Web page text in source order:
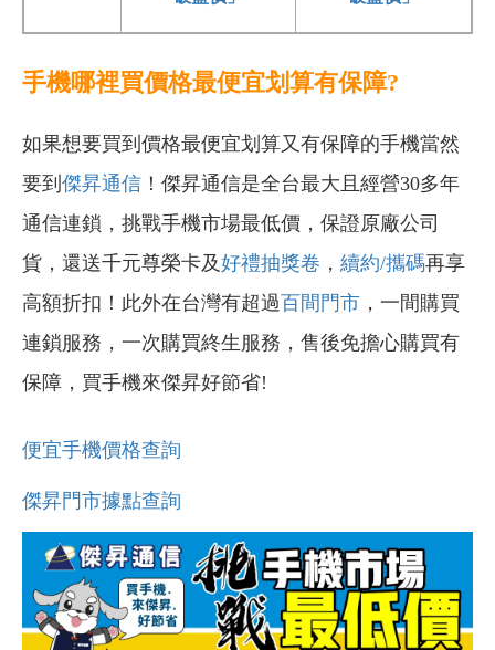
手機哪裡買價格最便宜划算有保障?
如果想要買到價格最便宜划算又有保障的手機當然
要到 傑昇通信 ！傑昇通信是全台最大且經營30多年
通信連鎖，挑戰手機市場最低價，保證原廠公司
貨，還送千元尊榮卡及好禮抽獎卷 ， 續約/攜碼再享
高額折扣！此外在台灣有超過百間門市 ，一間購買
連鎖服務，一次購買終生服務，售後免擔心購買有
保障，買手機來傑昇好節省!
便宜手機價格查詢
傑昇門市據點查詢